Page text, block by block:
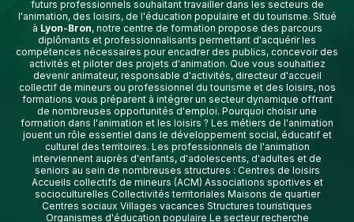
futurs professionnels souhaitant travailler dans les secteurs de
l'animation, des loisirs, de l'éducation populaire et du tourisme. Situé
à Lyon-Bron, notre centre de formation propose des parcours
diplômants et professionnalisants permettant d'acquérir les
compétences nécessaires pour encadrer des publics, concevoir des
activités et piloter des projets d'animation. Que vous souhaitiez
devenir animateur, responsable d'activités, directeur d'accueil
collectif de mineurs ou professionnel du tourisme et des loisirs, nos
formations vous préparent à intégrer un secteur dynamique offrant
de nombreuses opportunités d'emploi. Pourquoi choisir une
formation dans l'animation et les loisirs ? Les métiers de l'animation
jouent un rôle essentiel dans le développement social, éducatif et
culturel des territoires. Les professionnels de l'animation
interviennent auprès d'enfants, d'adolescents, d'adultes et de
seniors au sein de nombreuses structures : Centres de loisirs
Accueils collectifs de mineurs (ACM) Associations sportives et
socioculturelles Collectivités territoriales Maisons de quartier
Centres sociaux Villages vacances Structures touristiques
Organismes d'éducation populaire Le secteur recherche